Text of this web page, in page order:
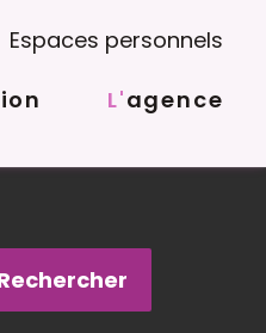
Espaces personnels
L'agence